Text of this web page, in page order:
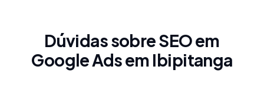
Dúvidas sobre SEO em
Google Ads em Ibipitanga